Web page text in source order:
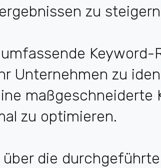
zu
Keyword-
Unternehmen zu
maßgeschneiderte
zu optimieren.
die